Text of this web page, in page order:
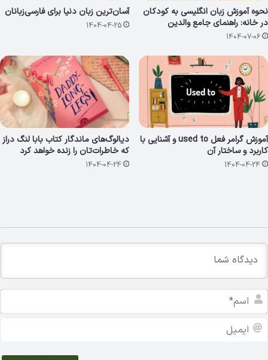
نحوه آموزش زبان انگلیسی به کودکان
در خانه: راهنمای جامع والدین
1404-07-06
آسان‌ترین زبان دنیا برای فارسی‌زبانان
1404-04-25
آموزش گرامر فعل used to و آشنایی با
کاربرد و ساختار آن
1404-04-24
دیالوگ‌های ماندگار کتاب بابا لنگ دراز
که خاطرات‌تان را زنده خواهد کرد
1404-04-24